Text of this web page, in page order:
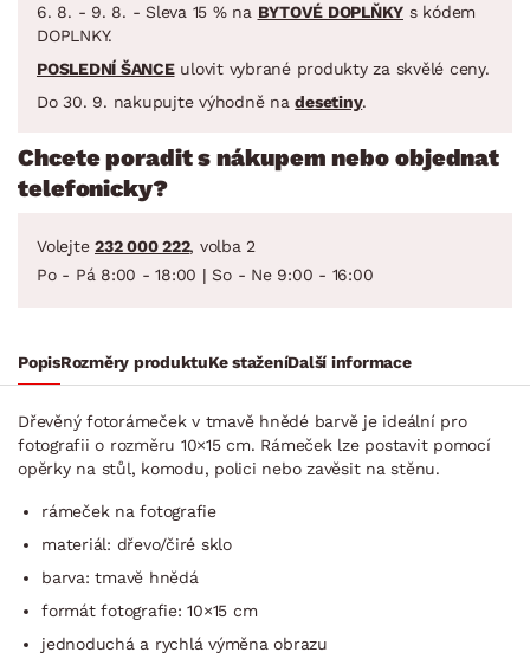
6. 8. - 9. 8. - Sleva 15 % na BYTOVÉ DOPLŇKY s kódem
DOPLNKY.
POSLEDNÍ ŠANCEulovit vybrané produkty za skvělé ceny.
Do 30. 9. nakupujte výhodně nadesetiny.
Chcete poradit s nákupem nebo objednat
telefonicky?
Volejte 232 000 222, volba 2
Po - Pá 8:00 - 18:00 | So - Ne 9:00 - 16:00
PopisRozměry produktuKe staženíDalší informace
Dřevěný fotorámeček v tmavě hnědé barvě je ideální pro
fotografii o rozměru 10×15 cm. Rámeček lze postavit pomocí
opěrky na stůl, komodu, polici nebo zavěsit na stěnu.
rámeček na fotografie
materiál: dřevo/čiré sklo
barva: tmavě hnědá
formát fotografie: 10×15 cm
jednoduchá a rychlá výměna obrazu